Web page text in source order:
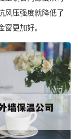
风压强度就降低了
更加好。